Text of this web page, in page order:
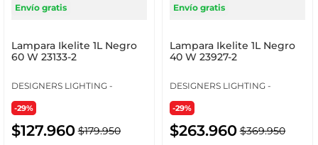
Envío gratis
Lampara Ikelite 1L Negro
60 W 23133-2
DESIGNERS LIGHTING -
-29%
$127.960 $179.950
Envío gratis
Lampara Ikelite 1L Negro
40 W 23927-2
DESIGNERS LIGHTING -
-29%
$263.960 $369.950